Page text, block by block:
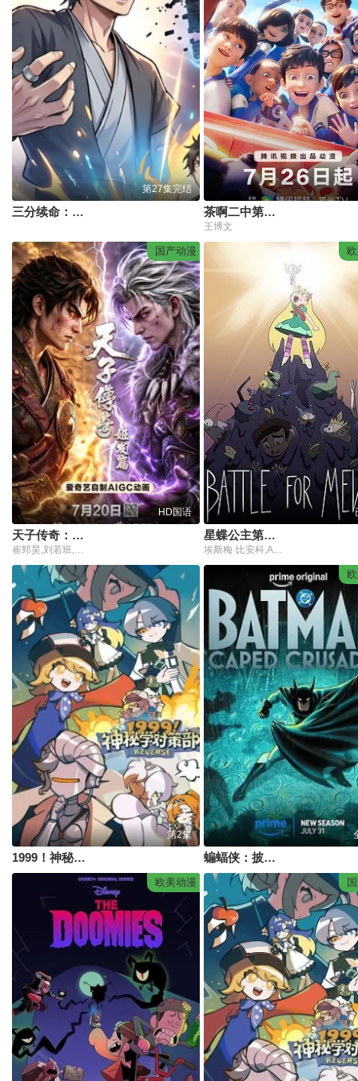
第27集完结
三分续命：怒怼系统，遇强则强 茶啊二中第六季
王博文
国产动漫
HD国语
天子传奇：姬发篇 星蝶公主第四季
第2集
1999！神秘学对策部英配版 蝙蝠侠：披风战士第2季
欧美动漫